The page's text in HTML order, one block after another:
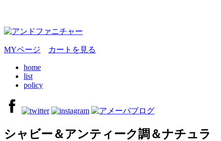
MYページ カートを見る
home
list
policy
シャビー＆アンティーク調＆ナチュラ